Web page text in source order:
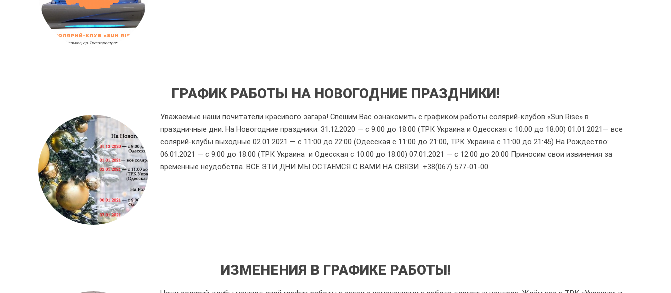
ГРАФИК РАБОТЫ НА НОВОГОДНИЕ ПРАЗДНИКИ!
Уважаемые наши почитатели красивого загара! Спешим Вас ознакомить с графиком работы солярий-клубов «Sun Rise» в
праздничные дни. На Новогодние праздники: 31.12.2020 — с 9:00 до 18:00 (ТРК Украина и Одесская с 10:00 до 18:00) 01.01.2021— все
солярий-клубы выходные 02.01.2021 — с 11:00 до 22:00 (Одесская с 11:00 до 21:00, ТРК Украина с 11:00 до 21:45) На Рождество:
06.01.2021 — с 9:00 до 18:00 (ТРК Украина и Одесская с 10:00 до 18:00) 07.01.2021 — с 12:00 до 20:00 Приносим свои извинения за
временные неудобства. ВСЕ ЭТИ ДНИ МЫ ОСТАЕМСЯ С ВАМИ НА СВЯЗИ +38(067) 577-01-00
ИЗМЕНЕНИЯ В ГРАФИКЕ РАБОТЫ!